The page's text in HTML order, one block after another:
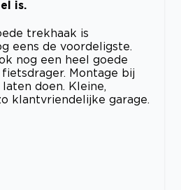
is.
trekhaak is
eens de voordeligste.
nog een heel goede
Montage bij
doen. Kleine,
klantvriendelijke garage.